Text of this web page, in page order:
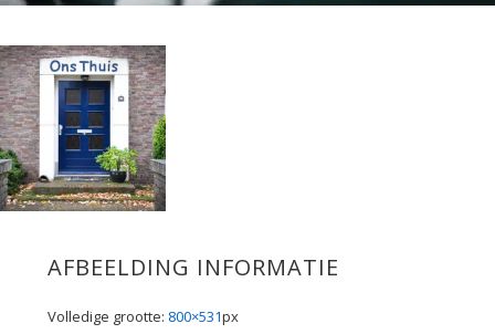
AFBEELDING INFORMATIE
Volledige grootte: 800×531px